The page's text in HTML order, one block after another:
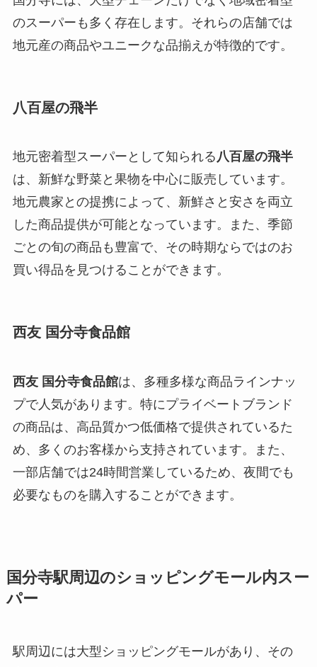
のスーパーも多く存在します。それらの店舗では
地元産の商品やユニークな品揃えが特徴的です。
八百屋の飛半
地元密着型スーパーとして知られる 八百屋の飛半
は、新鮮な野菜と果物を中心に販売しています。
地元農家との提携によって、新鮮さと安さを両立
した商品提供が可能となっています。また、季節
ごとの旬の商品も豊富で、その時期ならではのお
買い得品を見つけることができます。
西友 国分寺食品館
西友 国分寺食品館は、多種多様な商品ラインナッ
プで人気があります。特にプライベートブランド
の商品は、高品質かつ低価格で提供されているた
め、多くのお客様から支持されています。また、
一部店舗では24時間営業しているため、夜間でも
必要なものを購入することができます。
国分寺駅周辺のショッピングモール内スー
パー
駅周辺には大型ショッピングモールがあり、その